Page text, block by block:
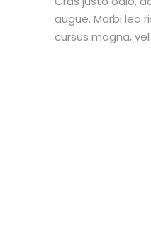
augue. Morbi leo
cursus magna,